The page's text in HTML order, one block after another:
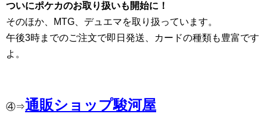
ついにポケカのお取り扱いも開始に！
そのほか、MTG、デュエマを取り扱っています。
午後3時までのご注文で即日発送、カードの種類も豊富です
よ。
④⇒通販ショップ駿河屋